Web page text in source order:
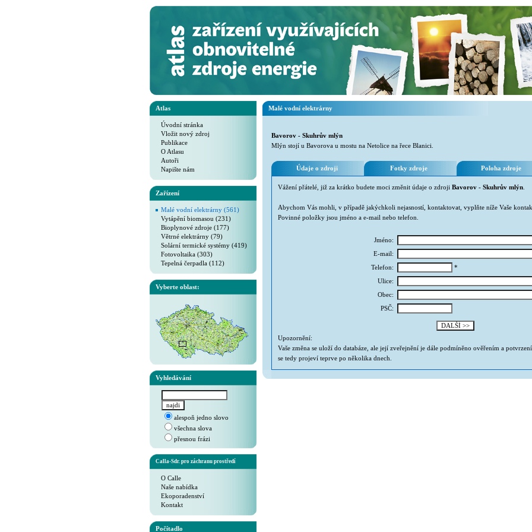
Atlas
Úvodní stránka
Vložit nový zdroj
Publikace
O Atlasu
Autoři
Napište nám
Zařízení
Malé vodní elektrárny (561)
Vytápění biomasou (231)
Bioplynové zdroje (177)
Větrné elektrárny (79)
Solární termické systémy (419)
Fotovoltaika (303)
Tepelná čerpadla (112)
Vyberte oblast:
Vyhledávání
alespoň jedno slovo
všechna slova
přesnou frázi
Calla-Sdr. pro záchranu prostředí
O Calle
Naše nabídka
Ekoporadenství
Kontakt
Počítadlo
Malé vodní elektrárny
Bavorov - Skuhrův mlýn
Mlýn stojí u Bavorova u mostu na Netolice na řece Blanici.
Údaje o zdroji Fotky zdroje Poloha zdroje
Vážení přátelé, již za krátko budete moci změnit údaje o zdroji Bavorov - Skuhrův mlýn
Abychom Vás mohli, v případě jakýchkoli nejasností, kontaktovat, vyplňte níže Vaše
Povinné položky jsou jméno a e-mail nebo telefon.
Jméno:
E-mail:
Telefon: *
Ulice:
Obec:
PSČ:
Upozornění:
Vaše změna se uloží do databáze, ale její zveřejnění je dále podmíněno ověřením a
se tedy projeví teprve po několika dnech.